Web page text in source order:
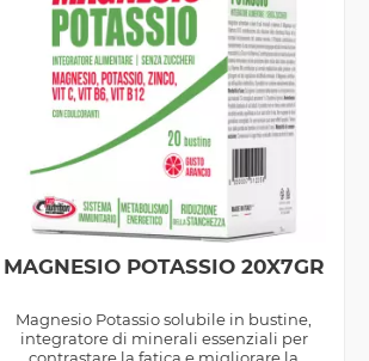
MAGNESIO POTASSIO 20X7GR
Magnesio Potassio solubile in bustine,
integratore di minerali essenziali per